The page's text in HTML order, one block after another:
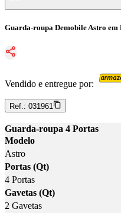
Guarda-roupa Demobile Astro em
Vendido e entregue por:
Ref.: 031961
Guarda-roupa 4 Portas
Modelo
Astro
Portas (Qt)
4 Portas
Gavetas (Qt)
2 Gavetas